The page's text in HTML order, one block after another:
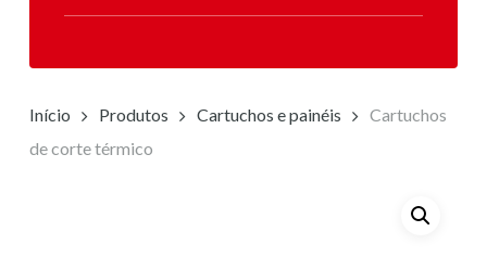
Início Produtos Cartuchos e painéis
Cartuchos
de corte térmico